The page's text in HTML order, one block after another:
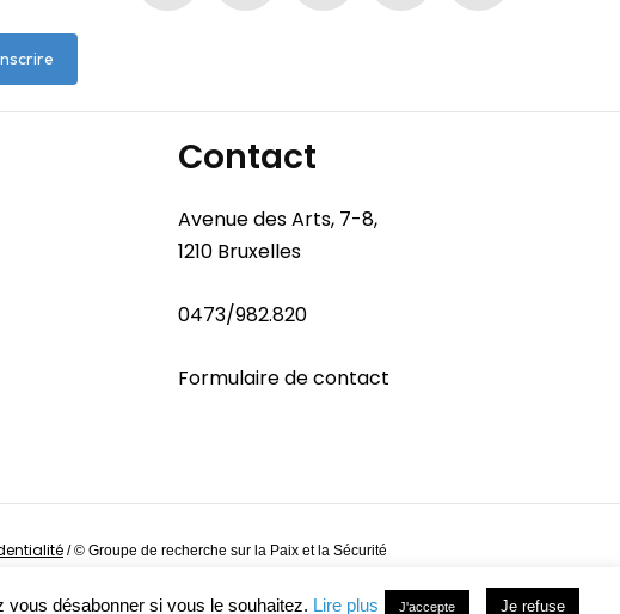
Contact
Avenue des Arts, 7-8,
1210 Bruxelles
0473/982.820
Formulaire de contact
/© Groupe de recherche sur la Paix et la Sécurité
désabonner si vous le souhaitez. Lire plus J'accepte Je refuse